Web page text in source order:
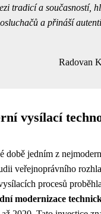
tradicí a současností,
a přináší
Radovan
vysílací
době jedním z
veřejnoprávního
procesů
modernizace